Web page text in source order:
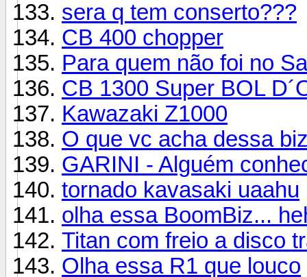
sera q tem conserto???
CB 400 chopper
Para quem não foi no
CB 1300 Super BOL
Kawazaki Z1000
O que vc acha dessa
GARINI - Alguém
tornado kavasaki uaahu
olha essa BoomBiz...
Titan com freio a disco
Olha essa R1 que louco